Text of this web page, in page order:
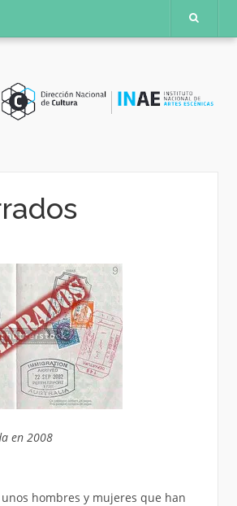
en 2008
hombres y mujeres que han